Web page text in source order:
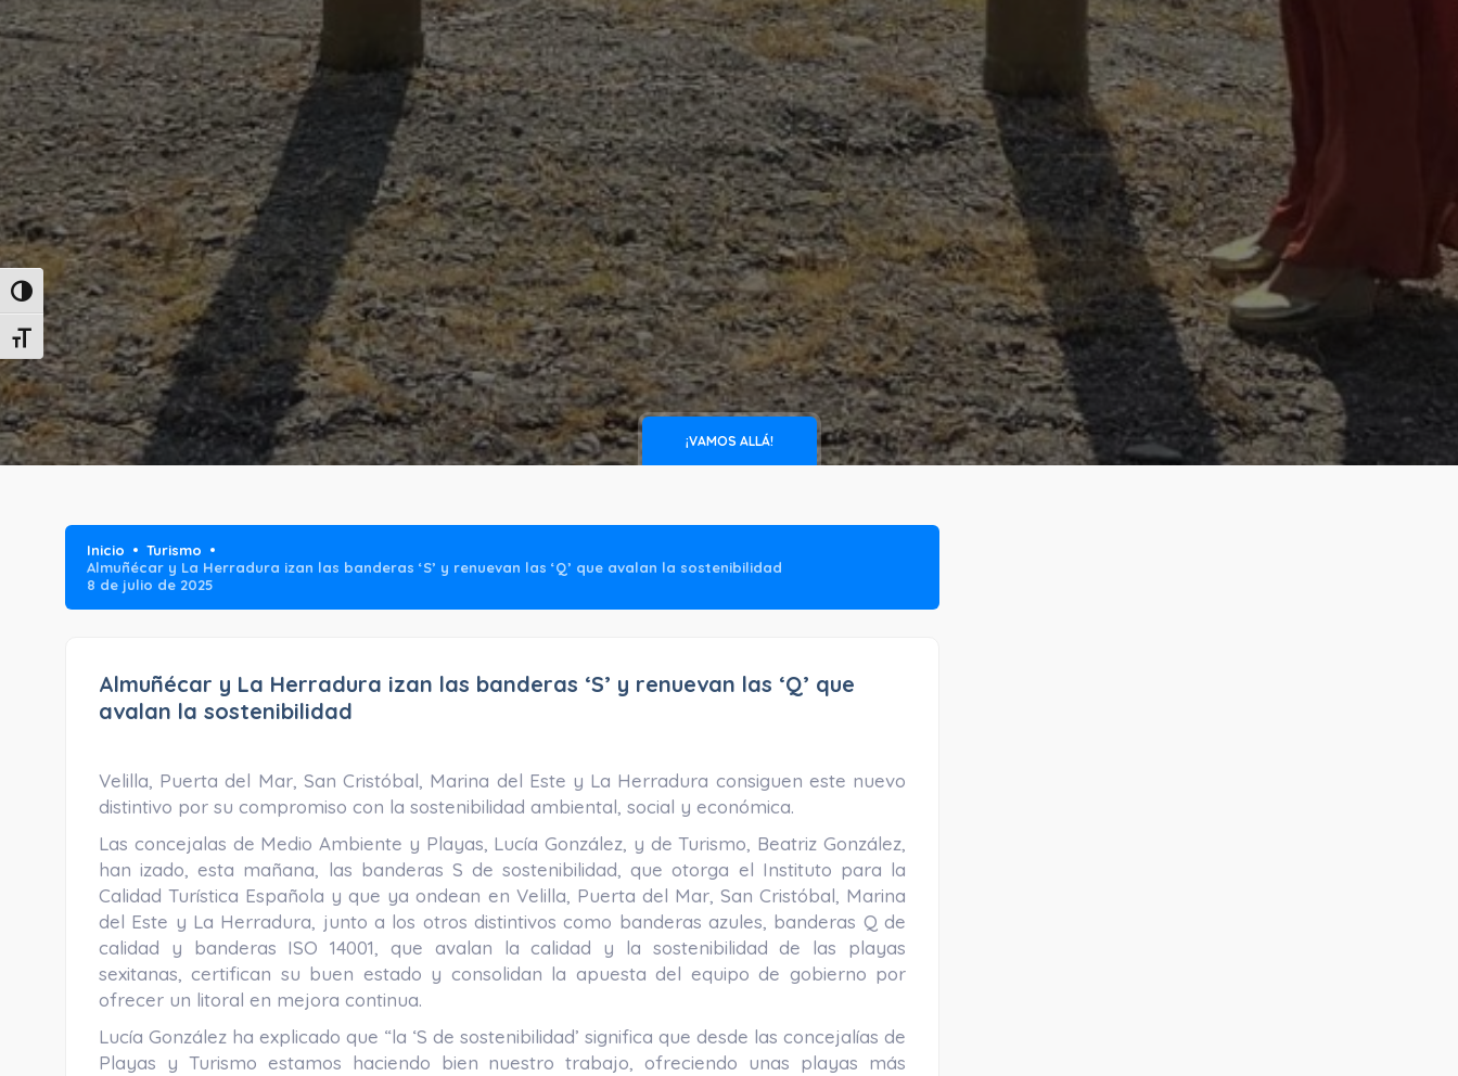
Alternar alto contraste
Alternar tamaño de letra
¡VAMOS ALLÁ!
Inicio
Turismo
Almuñécar y La Herradura izan las banderas ‘S’ y renuevan las ‘Q’ que avalan la sostenibilidad
8 de julio de 2025
Almuñécar y La Herradura izan las banderas ‘S’ y renuevan las ‘Q’ que
avalan la sostenibilidad
Velilla, Puerta del Mar, San Cristóbal, Marina del Este y La Herradura consiguen este nuevo
distintivo por su compromiso con la sostenibilidad ambiental, social y económica.
Las concejalas de Medio Ambiente y Playas, Lucía González, y de Turismo, Beatriz González,
han izado, esta mañana, las banderas S de sostenibilidad, que otorga el Instituto para la
Calidad Turística Española y que ya ondean en Velilla, Puerta del Mar, San Cristóbal, Marina
del Este y La Herradura, junto a los otros distintivos como banderas azules, banderas Q de
calidad y banderas ISO 14001, que avalan la calidad y la sostenibilidad de las playas
sexitanas, certifican su buen estado y consolidan la apuesta del equipo de gobierno por
ofrecer un litoral en mejora continua.
Lucía González ha explicado que “la ‘S de sostenibilidad’ significa que desde las concejalías de
Playas y Turismo estamos haciendo bien nuestro trabajo, ofreciendo unas playas más